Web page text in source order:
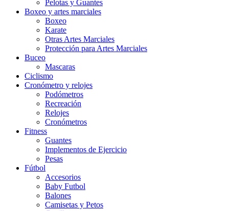
Pelotas y Guantes
Boxeo y artes marciales
Boxeo
Karate
Otras Artes Marciales
Protección para Artes Marciales
Buceo
Mascaras
Ciclismo
Cronómetro y relojes
Podómetros
Recreación
Relojes
Cronómetros
Fitness
Guantes
Implementos de Ejercicio
Pesas
Fútbol
Accesorios
Baby Futbol
Balones
Camisetas y Petos